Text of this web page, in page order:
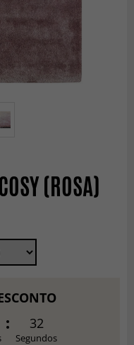
(ROSA)
30
Segundos